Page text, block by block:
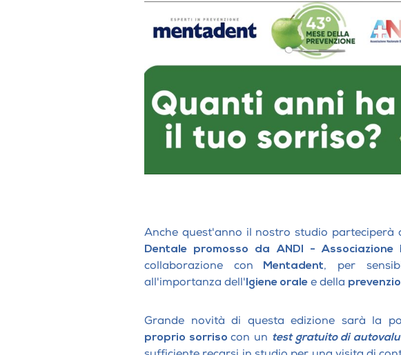
Ossigeno Ozono terapia
Psicoterapia e tecniche di Brain Gym
Terapia fisica vascolare Bemer®
Pneumologia
qualità in una seduta
GNATOLOGIA E
CEFALEE
Trattamento delle cefalee
Anche quest'anno il nostro studio parteciperà
Dentale promosso da ANDI -
collaborazione con Mentadent, per
all'importanza dell'Igiene orale e della
Grande novità di questa edizione sarà la
proprio sorrisocon un test gratuito di